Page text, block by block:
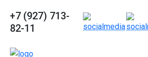
+7 (927) 713-
82-11